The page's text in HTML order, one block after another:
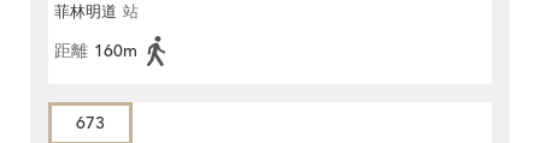
菲林明道 站
距離 160m
673